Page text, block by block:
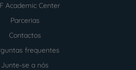
Academic Center
Parcerias
Contactos
frequentes
Junte-se a nós